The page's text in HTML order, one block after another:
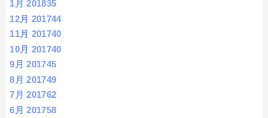
1月 201835
12月 201744
11月 201740
10月 201740
9月 201745
8月 201749
7月 201762
6月 201758